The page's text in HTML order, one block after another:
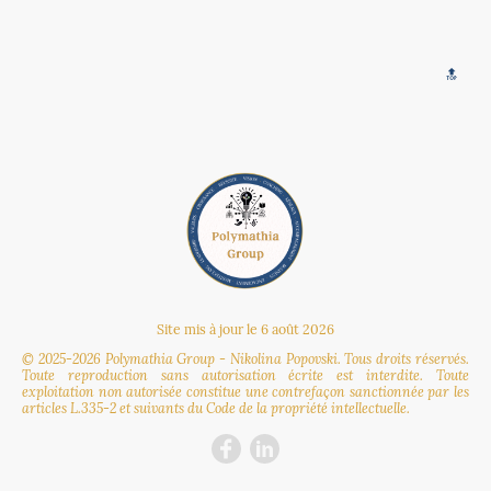
🔝
Site mis à jour le 6 août 2026
© 2025-2026 Polymathia Group - Nikolina Popovski. Tous droits réservés.
Toute reproduction sans autorisation écrite est interdite. Toute
exploitation non autorisée constitue une contrefaçon sanctionnée par les
articles L.335-2 et suivants du Code de la propriété intellectuelle.